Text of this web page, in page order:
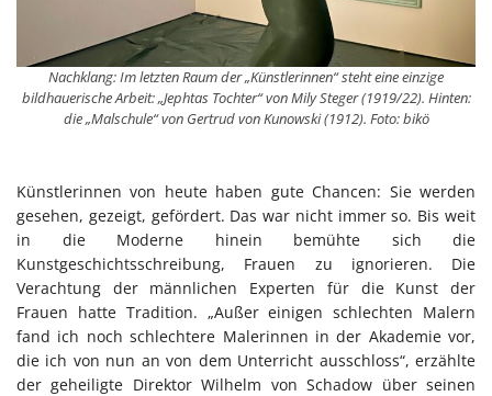
Nachklang: Im letzten Raum der „Künstlerinnen“ steht eine einzige
bildhauerische Arbeit: „Jephtas Tochter“ von Mily Steger (1919/22). Hinten:
die „Malschule“ von Gertrud von Kunowski (1912). Foto: bikö
Künstlerinnen von heute haben gute Chancen: Sie werden
gesehen, gezeigt, gefördert. Das war nicht immer so. Bis weit
in die Moderne hinein bemühte sich die
Kunstgeschichtsschreibung, Frauen zu ignorieren. Die
Verachtung der männlichen Experten für die Kunst der
Frauen hatte Tradition. „Außer einigen schlechten Malern
fand ich noch schlechtere Malerinnen in der Akademie vor,
die ich von nun an von dem Unterricht ausschloss“, erzählte
der geheiligte Direktor Wilhelm von Schadow über seinen